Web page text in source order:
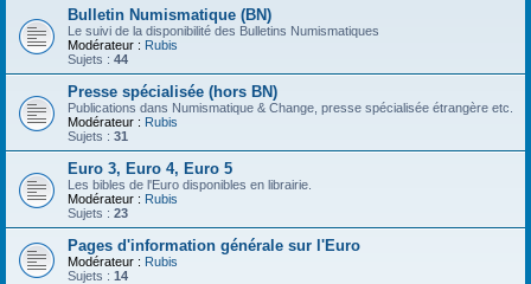
Bulletin Numismatique (BN)
Le suivi de la disponibilité des Bulletins Numismatiques
Modérateur : Rubis
Sujets : 44
Presse spécialisée (hors BN)
Publications dans Numismatique & Change, presse spécialisée étrangère etc.
Modérateur : Rubis
Sujets : 31
Euro 3, Euro 4, Euro 5
Les bibles de l'Euro disponibles en librairie.
Modérateur : Rubis
Sujets : 23
Pages d'information générale sur l'Euro
Modérateur : Rubis
Sujets : 14